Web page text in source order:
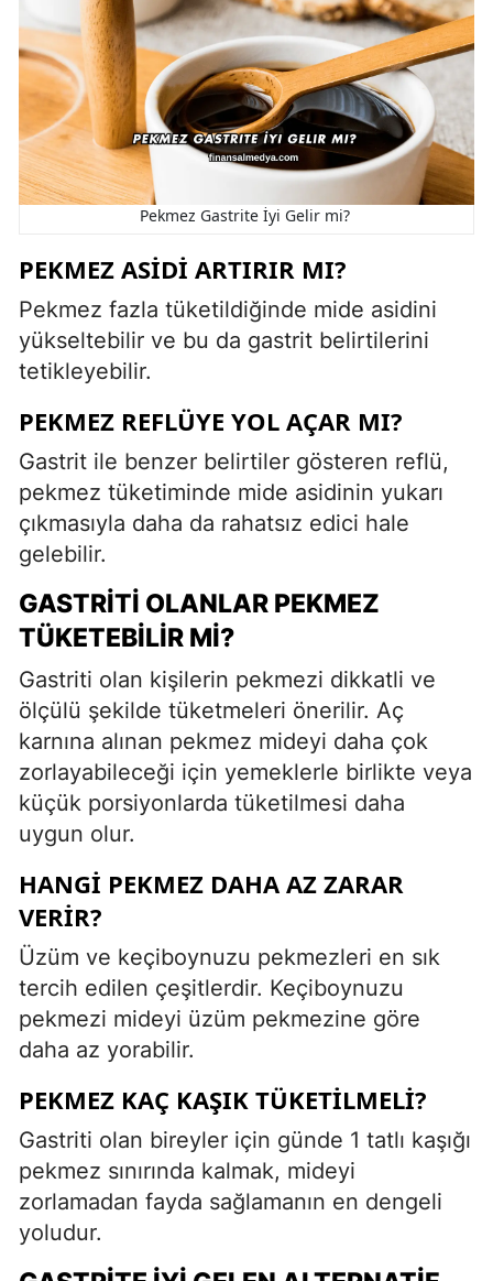
Pekmez Gastrite İyi Gelir mi?
PEKMEZ ASIDI ARTIRIR MI?
Pekmez fazla tüketildiğinde mide asidini
yükseltebilir ve bu da gastrit belirtilerini
tetikleyebilir.
PEKMEZ REFLÜYE YOL AÇAR MI?
Gastrit ile benzer belirtiler gösteren reflü,
pekmez tüketiminde mide asidinin yukarı
çıkmasıyla daha da rahatsız edici hale
gelebilir.
GASTRITI OLANLAR PEKMEZ
TÜKETEBILIR MI?
Gastriti olan kişilerin pekmezi dikkatli ve
ölçülü şekilde tüketmeleri önerilir. Aç
karnına alınan pekmez mideyi daha çok
zorlayabileceği için yemeklerle birlikte veya
küçük porsiyonlarda tüketilmesi daha
uygun olur.
HANGI PEKMEZ DAHA AZ ZARAR
VERIR?
Üzüm ve keçiboynuzu pekmezleri en sık
tercih edilen çeşitlerdir. Keçiboynuzu
pekmezi mideyi üzüm pekmezine göre
daha az yorabilir.
PEKMEZ KAÇ KAŞIK TÜKETILMELI?
Gastriti olan bireyler için günde 1 tatlı kaşığı
pekmez sınırında kalmak, mideyi
zorlamadan fayda sağlamanın en dengeli
yoludur.